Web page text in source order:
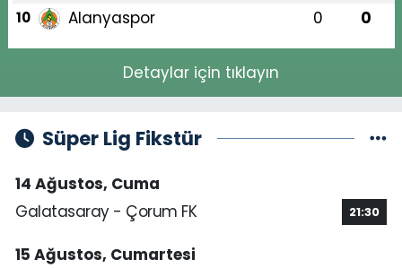
10 Alanyaspor 0 0
Detaylar için tıklayın
Süper Lig Fikstür
14 Ağustos, Cuma
Galatasaray - Çorum FK
21:30
15 Ağustos, Cumartesi